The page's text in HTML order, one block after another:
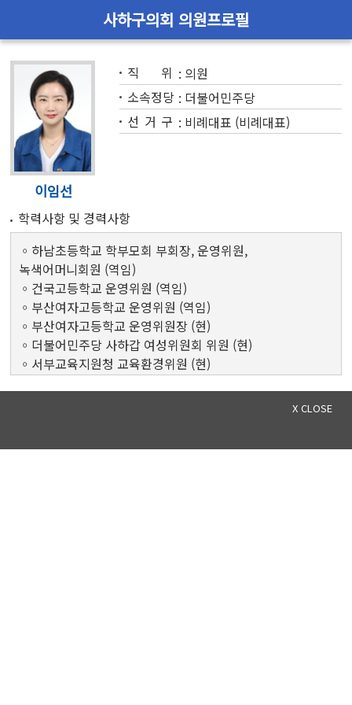
사하구의회 의원프로필
이임선
직위
: 의원
소속정당 : 더불어민주당
선거구 : 비례대표 (비례대표)
학력사항 및 경력사항
◦하남초등학교 학부모회 부회장, 운영위원,
녹색어머니회원 (역임)
◦건국고등학교 운영위원 (역임)
◦부산여자고등학교 운영위원 (역임)
◦부산여자고등학교 운영위원장 (현)
◦더불어민주당 사하갑 여성위원회 위원 (현)
◦서부교육지원청 교육환경위원 (현)
X CLOSE